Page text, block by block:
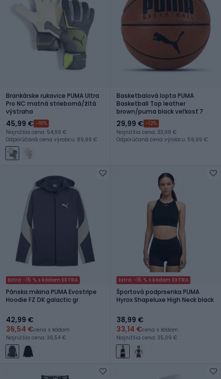
Brankárske rukavice PUMA Ultra
Pro NC matná strieborná/žltá
výstraha
45,99 € -16%
Najnižšia cena: 54,99 €
Odporúčaná cena výrobcu: 89,99 €
Basketbalová lopta PUMA
Basketball Top leather
brown/puma black veľkosť 7
29,99 € -12%
Najnižšia cena: 33,99 €
Odporúčaná cena výrobcu: 59,99 €
Extra -15 % s kódom EXTRA
Pánska mikina PUMA Evostripe
Hoodie FZ DK galactic gr
42,99 €
36,54 €cena s kódom
Najnižšia cena: 36,54 €
Extra -15 % s kódom EXTRA
Športová podprsenka PUMA
Hyrox Shapeluxe High Neck black
38,99 €
33,14 €cena s kódom
Najnižšia cena: 35,09 €